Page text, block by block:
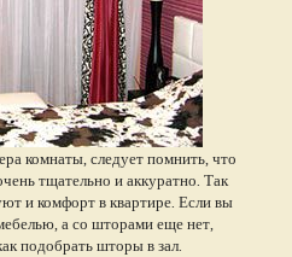
комнаты, следует помнить, что
тщательно и аккуратно. Так
и комфорт в квартире. Если вы
а со шторами еще нет,
подобрать шторы в зал.